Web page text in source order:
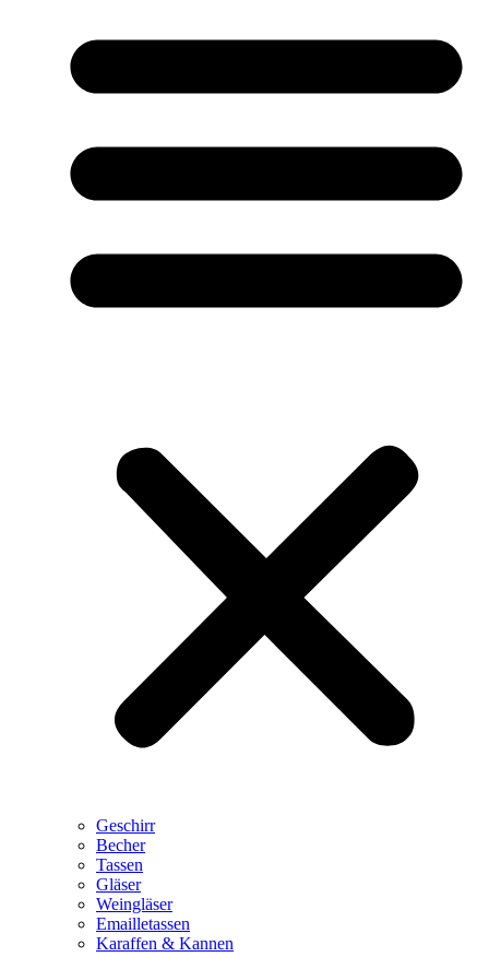
Geschirr
Becher
Tassen
Gläser
Weingläser
Emailletassen
Karaffen & Kannen